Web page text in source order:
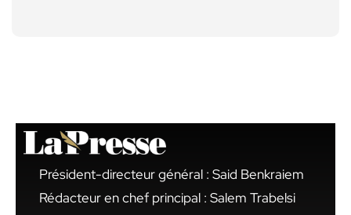
Président-directeur général : Said Benkraiem
Rédacteur en chef principal : Salem Trabelsi